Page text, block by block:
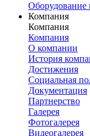
Оборудование
Компания
Компания
Компания
О компании
История
Достижения
Социальная
Документация
Партнерство
Галерея
Фотогалерея
Видеогалерея